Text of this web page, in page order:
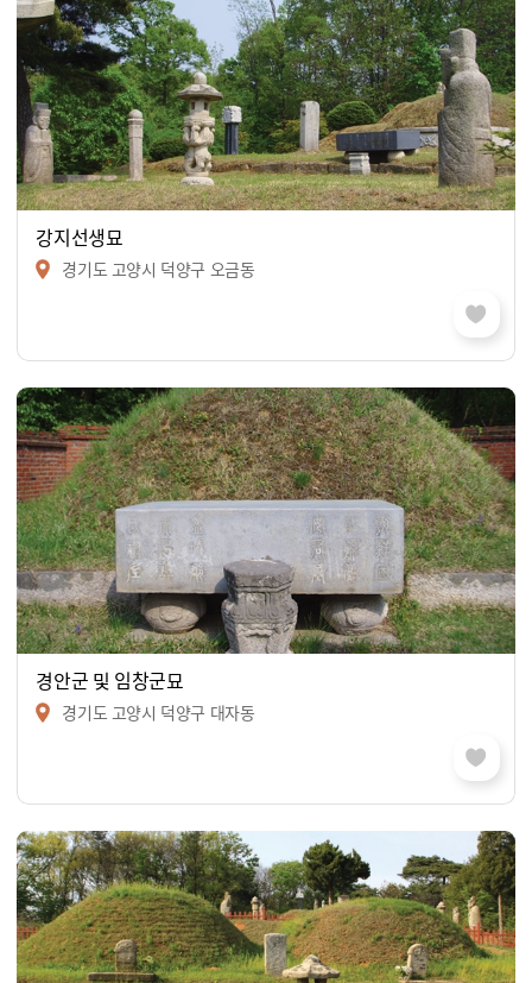
강지선생묘
경기도 고양시 덕양구 오금동
경안군 및 임창군묘
경기도 고양시 덕양구 대자동